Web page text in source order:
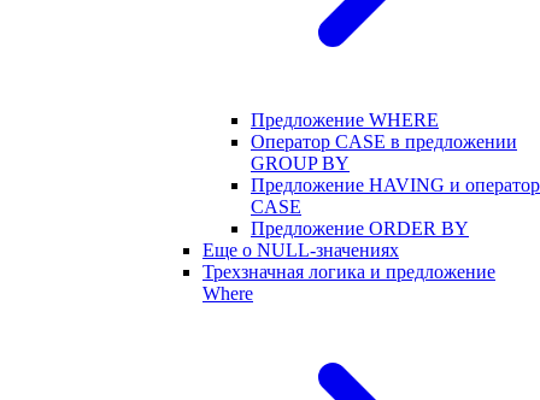
Предложение WHERE
Оператор CASE в предложении
GROUP BY
Предложение HAVING и оператор
CASE
Предложение ORDER BY
Еще о NULL-значениях
Трехзначная логика и предложение
Where